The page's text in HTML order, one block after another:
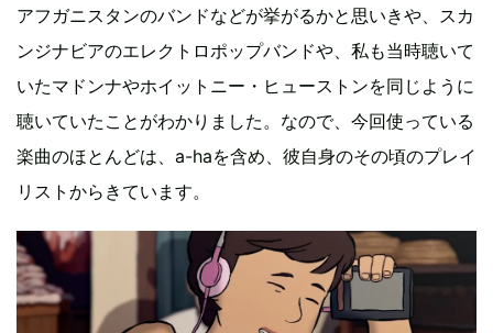
アフガニスタンのバンドなどが挙がるかと思いきや、スカ
ンジナビアのエレクトロポップバンドや、私も当時聴いて
いたマドンナやホイットニー・ヒューストンを同じように
聴いていたことがわかりました。なので、今回使っている
楽曲のほとんどは、a-haを含め、彼自身のその頃のプレイ
リストからきています。